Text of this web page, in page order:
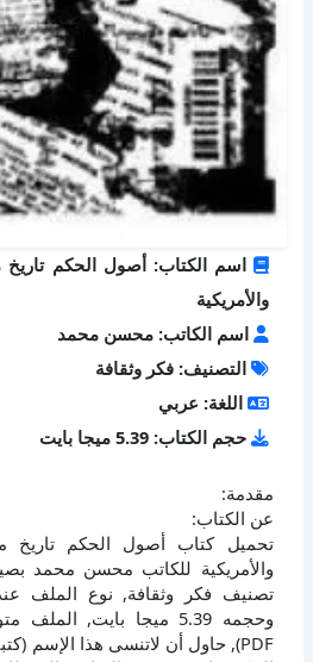
اسم الكتاب: أصول الحكم تاريخ
والأمريكية
اسم الكاتب: محسن محمد
التصنيف: فكر وثقافة
اللغة: عربي
حجم الكتاب: 5.39 ميجا بايت
مقدمة:
عن الكتاب:
تحميل كتاب أصول الحكم تاريخ
وحجمه 5.39 ميجا بايت,